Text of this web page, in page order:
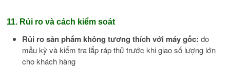
11. Rủi ro và cách kiểm soát
Rủi ro sản phẩm không tương thích với máy gốc: đo
mẫu kỹ và kiểm tra lắp ráp thử trước khi giao số lượng lớn
cho khách hàng